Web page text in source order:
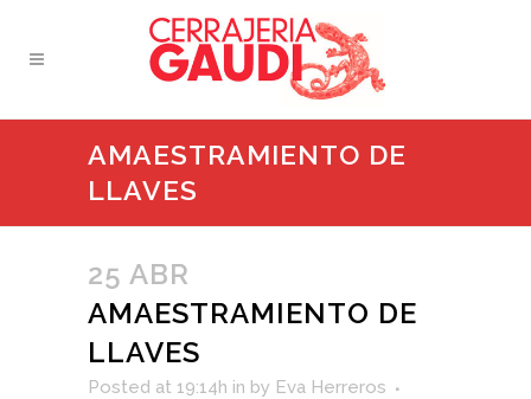
AMAESTRAMIENTO DE
LLAVES
25 ABR
AMAESTRAMIENTO DE
LLAVES
Posted at 19:14h in by Eva Herreros